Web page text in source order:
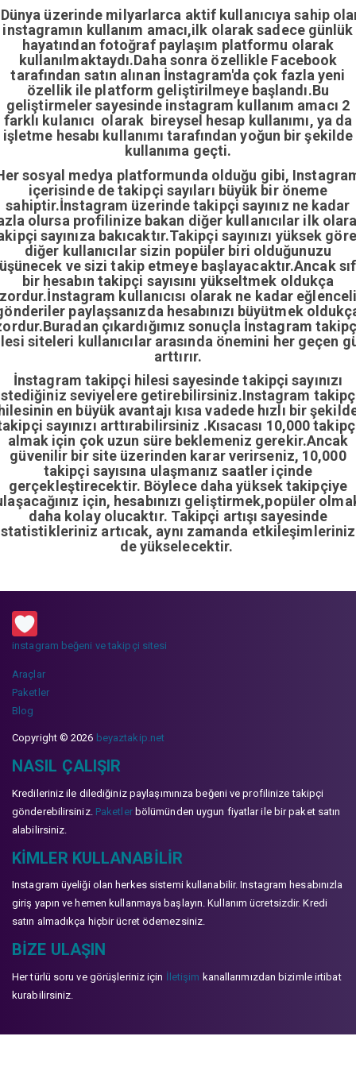
üzerinde milyarlarca aktif kullanıcıya sahip
instagramın kullanım amacı,ilk olarak sadece günlük
hayatından fotoğraf paylaşım platformu olarak
kullanılmaktaydı.Daha sonra özellikle Facebook
tarafından satın alınan İnstagram'da çok fazla yeni
özellik ile platform geliştirilmeye başlandı.Bu
geliştirmeler sayesinde instagram kullanım amacı 2
farklı kulanıcı olarak bireysel hesap kullanımı, ya da
işletme hesabı kullanımı tarafından yoğun bir şekilde
kullanıma geçti.
sosyal medya platformunda olduğu gibi,
içerisinde de takipçi sayıları büyük bir öneme
sahiptir.İnstagram üzerinde takipçi sayınız ne kadar
olursa profilinize bakan diğer kullanıcılar ilk
sayınıza bakıcaktır.Takipçi sayınızı yüksek
diğer kullanıcılar sizin popüler biri olduğunuzu
ve sizi takip etmeye başlayacaktır.Ancak
bir hesabın takipçi sayısını yükseltmek oldukça
kullanıcısı olarak ne kadar
paylaşsanızda hesabınızı büyütmek
çıkardığımız sonuçla İnstagram
siteleri kullanıcılar arasında önemini her geçen
arttırır.
İnstagram takipçi hilesi sayesinde takipçi sayınızı
seviyelere getirebilirsiniz.Instagram
en büyük avantajı kısa vadede hızlı bir
sayınızı arttırabilirsiniz .Kısacası 10,000
almak için çok uzun süre beklemeniz gerekir.Ancak
güvenilir bir site üzerinden karar verirseniz, 10,000
takipçi sayısına ulaşmanız saatler içinde
gerçekleştirecektir. Böylece daha yüksek takipçiye
için, hesabınızı geliştirmek,popüler
daha kolay olucaktır. Takipçi artışı sayesinde
artıcak, aynı zamanda
de yükselecektir.
instagram beğeni ve takipçi sitesi
Araçlar
Paketler
Blog
Copyright © 2026 beyaztakip.net
NASIL ÇALIŞIR
Kredileriniz ile dilediğiniz paylaşımınıza beğeni ve profilinize takipçi
gönderebilirsiniz. Paketlerbölümünden uygun fiyatlar ile bir paket satın
alabilirsiniz.
KIMLER KULLANABILIR
Instagram üyeliği olan herkes sistemi kullanabilir. Instagram hesabınızla
giriş yapın ve hemen kullanmaya başlayın. Kullanım ücretsizdir. Kredi
satın almadıkça hiçbir ücret ödemezsiniz.
BIZE ULAŞIN
Her türlü soru ve görüşleriniz için İletişim kanallarımızdan bizimle irtibat
kurabilirsiniz.